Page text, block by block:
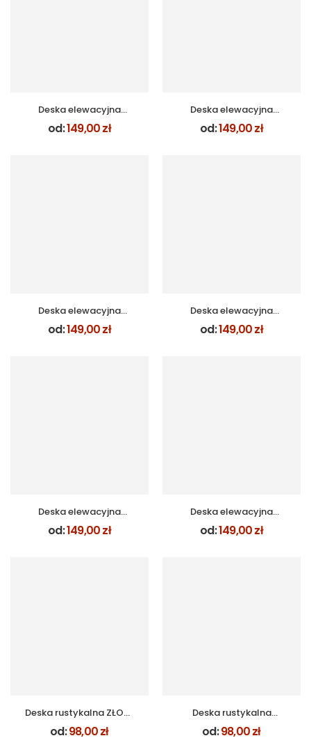
Deska elewacyjna
rustykalna SAND –
zestaw 1m2
od:149,00zł
Deska elewacyjna
rustykalna CIEMNY DĄB
– zestaw 1m2
od:149,00zł
Deska elewacyjna
rustykalna TOSKANA –
zestaw 1 m²
od:149,00zł
Deska elewacyjna
rustykalna WENGE –
zestaw 1 m²
od:149,00zł
Deska elewacyjna
rustykalna GRAFIT –
zestaw 1 m²
od:149,00zł
Deska elewacyjna
rustykalna ZŁOTY DĄB –
zestaw 1 m²
od:149,00zł
Deska rustykalna ZŁOTY
DĄB
od:98,00zł
Deska rustykalna
WINCHESTER
od:98,00zł